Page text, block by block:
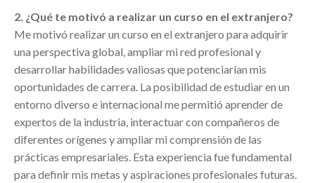
2. ¿Qué te motivó a realizar un curso en el extranjero?
Me motivó realizar un curso en el extranjero para adquirir
una perspectiva global, ampliar mi red profesional y
desarrollar habilidades valiosas que potenciarían mis
oportunidades de carrera. La posibilidad de estudiar en un
entorno diverso e internacional me permitió aprender de
expertos de la industria, interactuar con compañeros de
diferentes orígenes y ampliar mi comprensión de las
prácticas empresariales. Esta experiencia fue fundamental
para definir mis metas y aspiraciones profesionales futuras.